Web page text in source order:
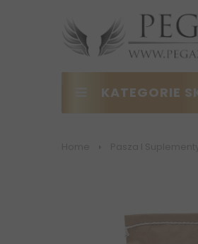
KATEGORIE